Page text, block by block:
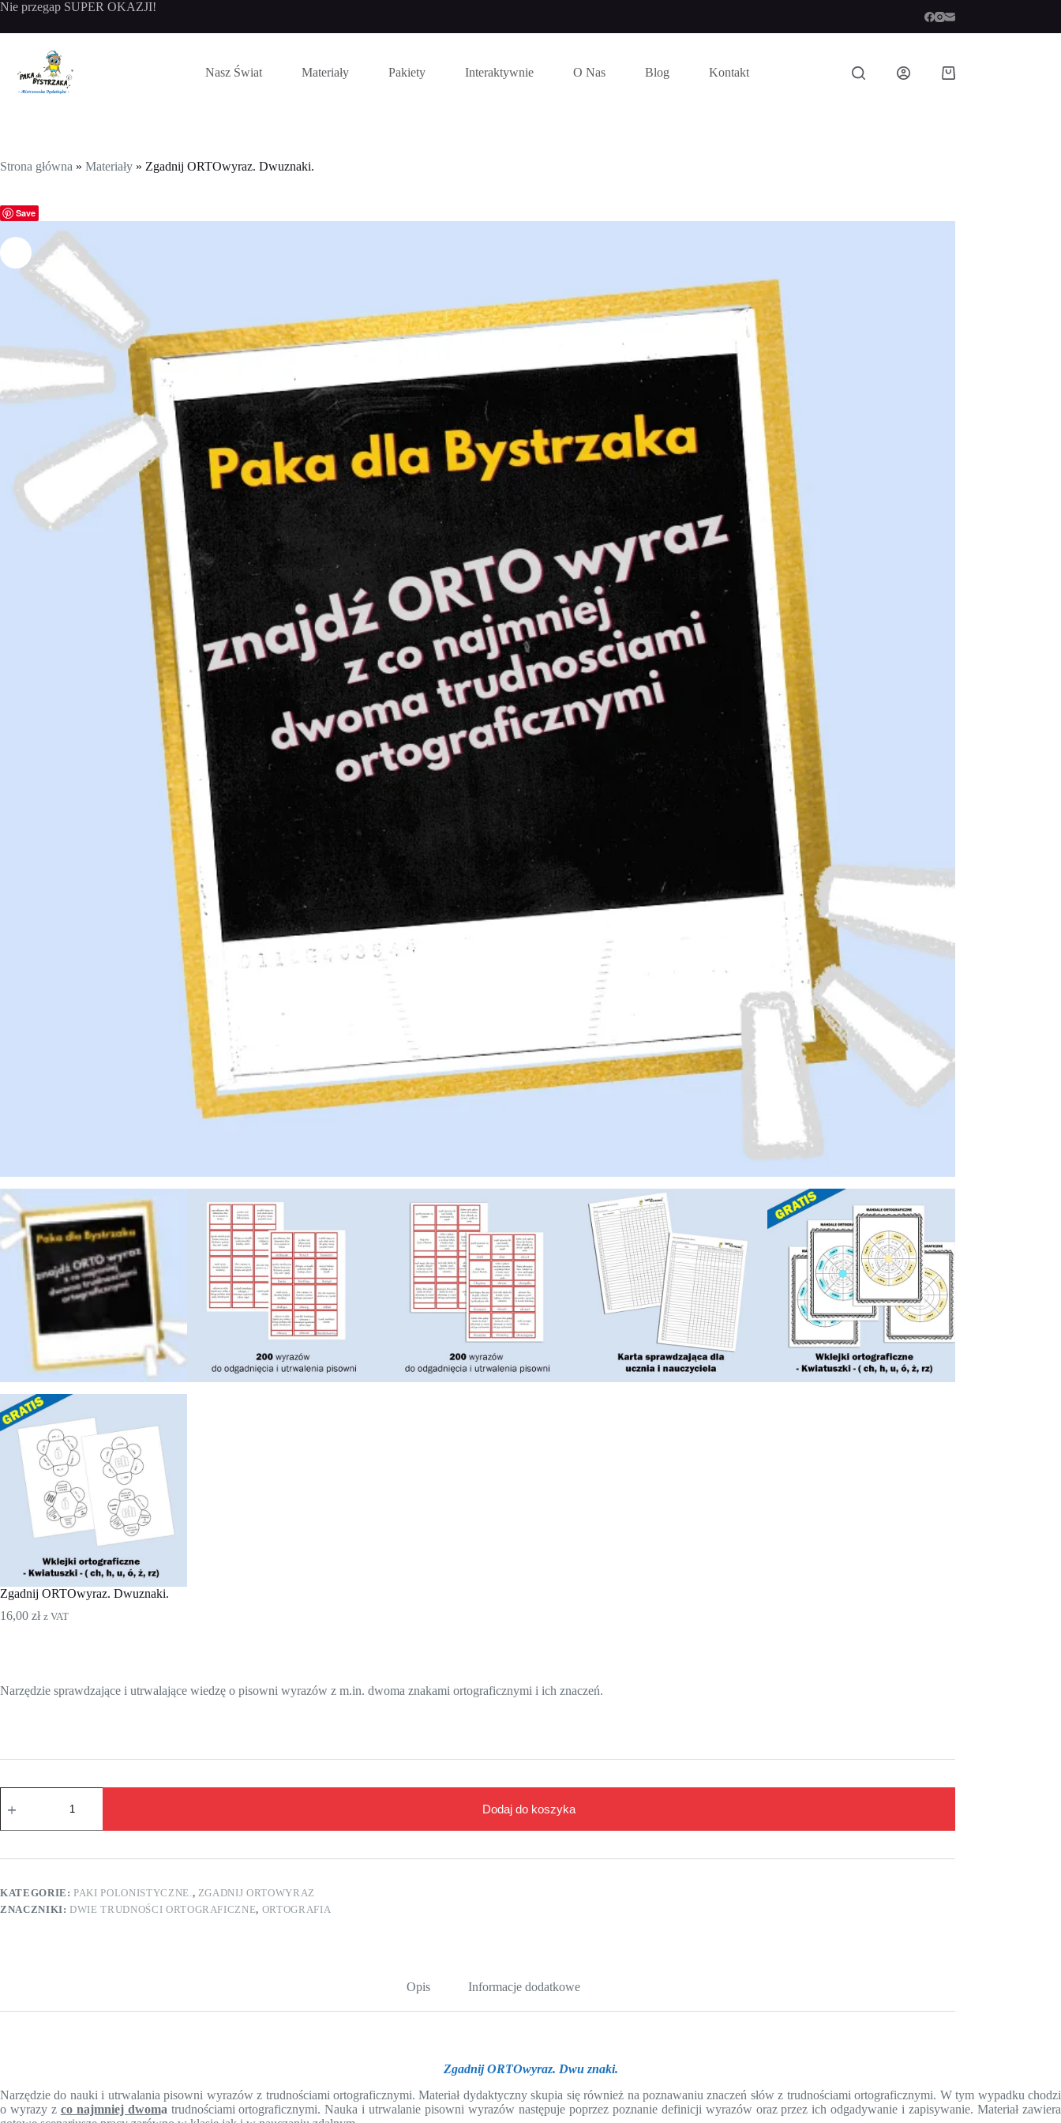
Przejdź
treści
Nie przegap SUPER OKAZJI!
Nasz Świat Materiały Pakiety Interaktywnie O Nas Blog Kontakt Koszyk
Strona główna » Materiały » Zgadnij ORTOwyraz. Dwuznaki.
Save
Zgadnij ORTOwyraz. Dwuznaki.
16,00 zł z VAT
Narzędzie sprawdzające i utrwalające wiedzę o pisowni wyrazów z m.in. dwoma znakami ortograficznymi i ich znaczeń.
Zgadnij
Dwuznaki.
Dodaj do koszyka
KATEGORIE:PAKI POLONISTYCZNE., ZGADNIJ ORTOWYRAZ
ZNACZNIKI:DWIE TRUDNOŚCI ORTOGRAFICZNE, ORTOGRAFIA
Opis Informacje dodatkowe
Zgadnij ORTOwyraz. Dwu znaki.
Narzędzie do nauki i utrwalania pisowni wyrazów z trudnościami ortograficznymi. Materiał dydaktyczny skupia się również na poznawaniu znaczeń słów z trudnościami ortograficznymi. W tym wypadku chodzi
o wyrazy z co najmniej dwoma trudnościami ortograficznymi. Nauka i utrwalanie pisowni wyrazów następuje poprzez poznanie definicji wyrazów oraz przez ich odgadywanie i zapisywanie. Materiał zawiera